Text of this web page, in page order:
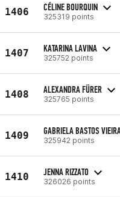
1406 CÉLINE BOURQUIN
325319 points
1407 KATARINA LAVINA
325752 points
1408 ALEXANDRA FÜRER
325765 points
1409 GABRIELA BASTOS
325942 points
1410 JENNA RIZZATO
326026 points